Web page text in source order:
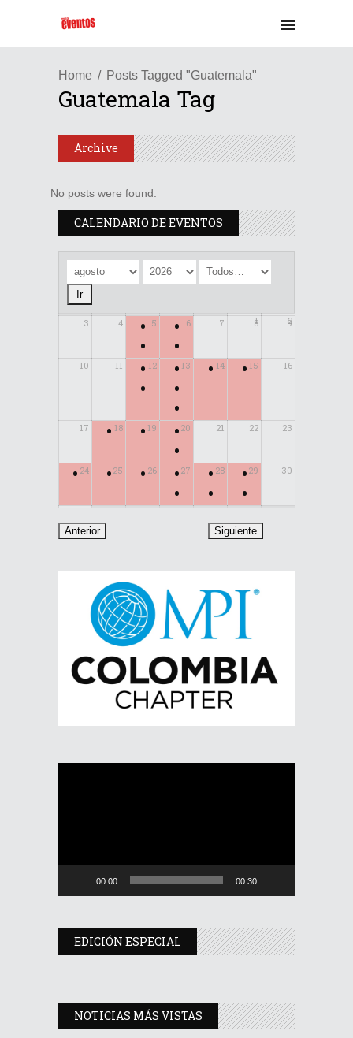
Home Posts Tagged "Guatemala"
Guatemala Tag
Archive
No posts were found.
CALENDARIO DE EVENTOS
1 2
3 4 5
•
•
6
•
•
7 8 9
10 11 12
•
•
13
•
•
•
14
• 15
• 16
17 18
• 19
• 20
•
•
21 22 23
24
• 25
• 26
• 27
•
•
28
•
•
29
•
•
30
00:00 00:30
EDICIÓN ESPECIAL
NOTICIAS MÁS VISTAS